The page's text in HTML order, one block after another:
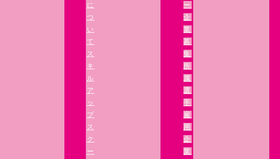
に
つ
い
て
ス
キ
ル
ア
ッ
プ
ス
ク
ー
ー
企
業
募
集
所
属
選
手
雇
用
企
業